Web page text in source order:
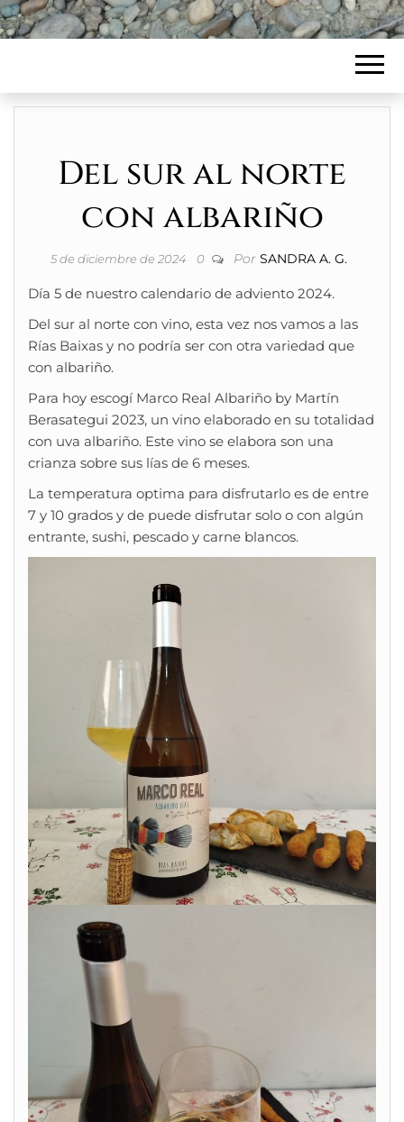
Del sur al norte
con albariño
5 de diciembre de 2024 0 Por SANDRA A. G.
Día 5 de nuestro calendario de adviento 2024.
Del sur al norte con vino, esta vez nos vamos a las
Rías Baixas y no podría ser con otra variedad que
con albariño.
Para hoy escogí Marco Real Albariño by Martín
Berasategui 2023, un vino elaborado en su totalidad
con uva albariño. Este vino se elabora son una
crianza sobre sus lías de 6 meses.
La temperatura optima para disfrutarlo es de entre
7 y 10 grados y de puede disfrutar solo o con algún
entrante, sushi, pescado y carne blancos.